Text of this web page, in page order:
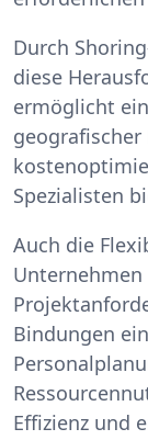
Durch
diese
ermöglicht
Spezialisten
Auch die
Unternehmen
Bindungen
Effizienz und